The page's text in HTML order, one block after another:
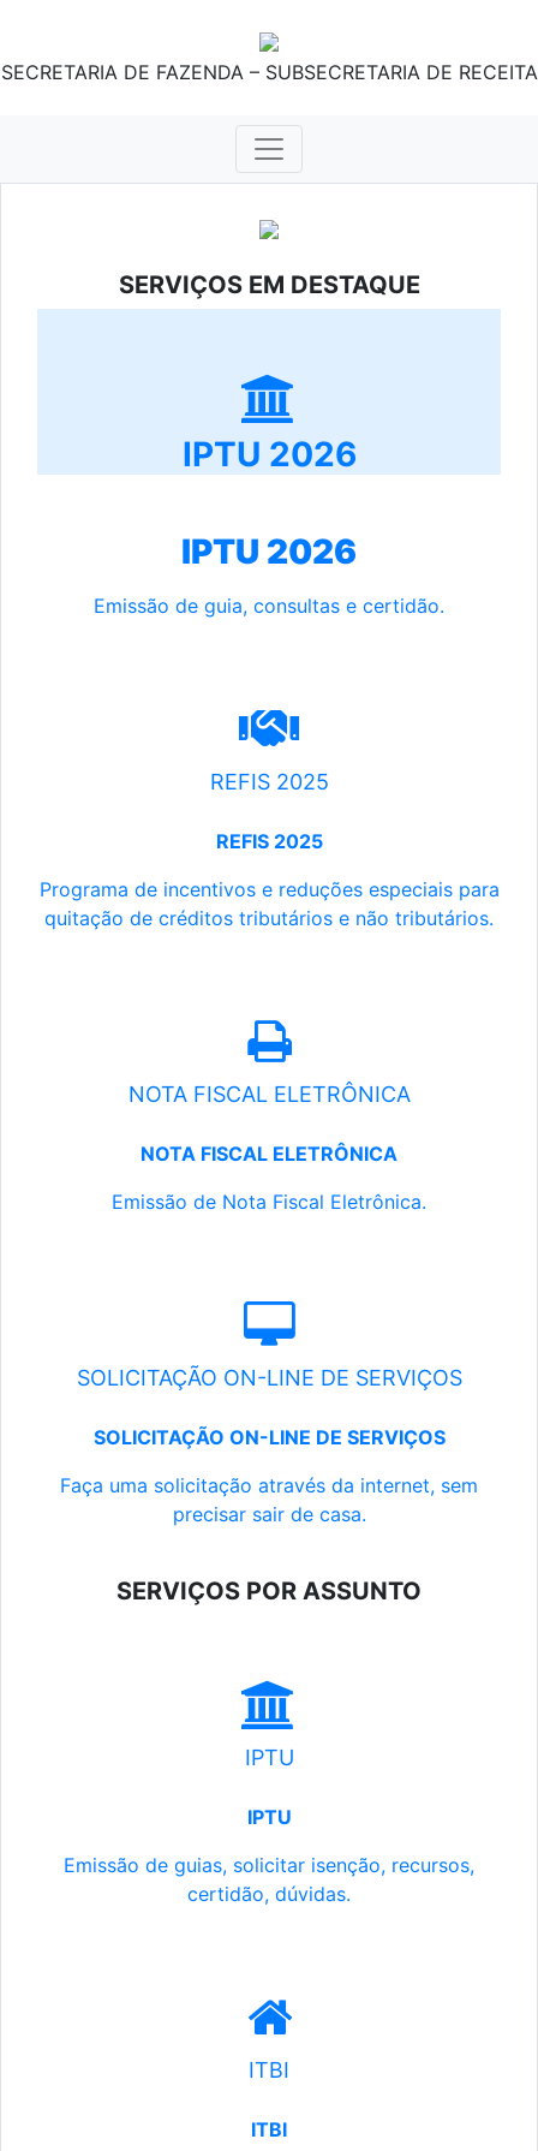
SECRETARIA DE FAZENDA – SUBSECRETARIA DE RECEITA
SERVIÇOS EM DESTAQUE
IPTU 2026
IPTU 2026
Emissão de guia, consultas e certidão.
REFIS 2025
REFIS 2025
Programa de incentivos e reduções especiais para
quitação de créditos tributários e não tributários.
NOTA FISCAL ELETRÔNICA
NOTA FISCAL ELETRÔNICA
Emissão de Nota Fiscal Eletrônica.
SOLICITAÇÃO ON-LINE DE SERVIÇOS
SOLICITAÇÃO ON-LINE DE SERVIÇOS
Faça uma solicitação através da internet, sem
precisar sair de casa.
SERVIÇOS POR ASSUNTO
IPTU
IPTU
Emissão de guias, solicitar isenção, recursos,
certidão, dúvidas.
ITBI
ITBI